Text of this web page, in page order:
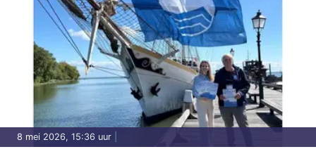
8 mei 2026, 15:36 uur